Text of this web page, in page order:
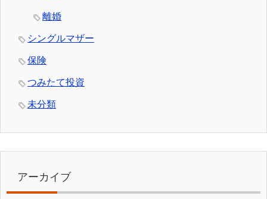
離婚
シングルマザー
保険
つみたて投資
未分類
アーカイブ